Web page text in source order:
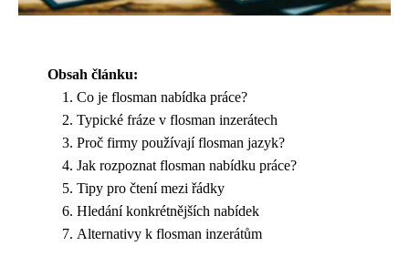
Obsah článku:
Co je flosman nabídka práce?
Typické fráze v flosman inzerátech
Proč firmy používají flosman jazyk?
Jak rozpoznat flosman nabídku práce?
Tipy pro čtení mezi řádky
Hledání konkrétnějších nabídek
Alternativy k flosman inzerátům